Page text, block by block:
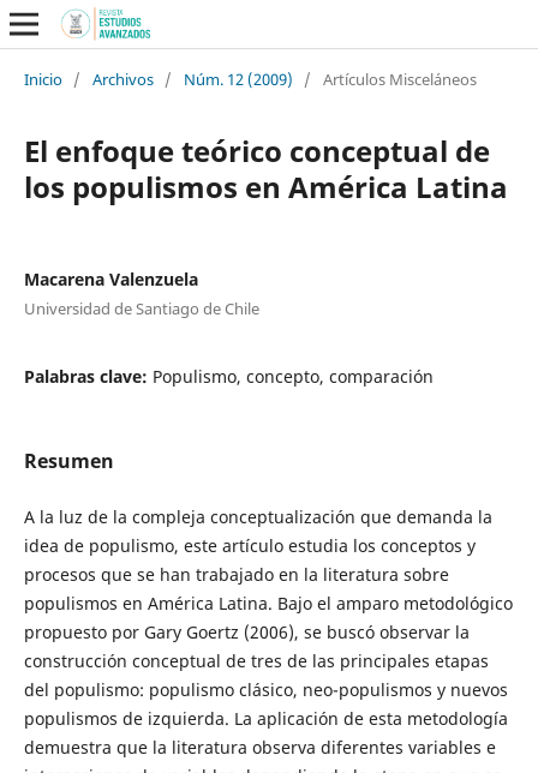
Inicio / Archivos / Núm. 12 (2009) / Artículos Misceláneos
El enfoque teórico conceptual de
los populismos en América Latina
Macarena Valenzuela
Universidad de Santiago de Chile
Palabras clave: Populismo, concepto, comparación
Resumen
A la luz de la compleja conceptualización que demanda la
idea de populismo, este artículo estudia los conceptos y
procesos que se han trabajado en la literatura sobre
populismos en América Latina. Bajo el amparo metodológico
propuesto por Gary Goertz (2006), se buscó observar la
construcción conceptual de tres de las principales etapas
del populismo: populismo clásico, neo-populismos y nuevos
populismos de izquierda. La aplicación de esta metodología
demuestra que la literatura observa diferentes variables e